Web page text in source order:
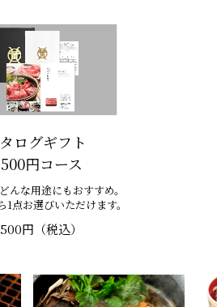
ログギフト
円コース
んな用途にもおすすめ。
1点お選びいただけます。
円（税込）